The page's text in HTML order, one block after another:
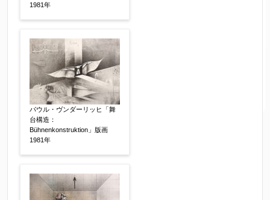
1981年
パウル・ヴンダーリッヒ「舞
台構造：
Bühnenkonstruktion」版画
1981年